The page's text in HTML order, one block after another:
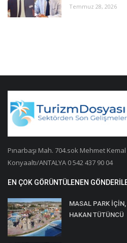
Temmuz 28, 2026
Pınarbaşı Mah. 704.sok Mehmet
Konyaaltı/ANTALYA 0 542 437 90 04
EN ÇOK GÖRÜNTÜLENEN
MASAL PARK
HAKAN TÜTÜNCÜ